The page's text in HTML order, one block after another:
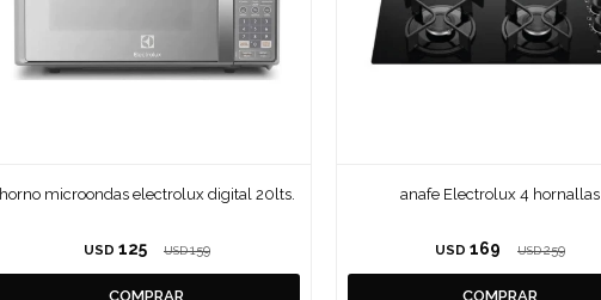
horno microondas electrolux digital 20lts.
USD 125 USD 159
anafe Electrolux 4 hornallas
USD 169 USD 259